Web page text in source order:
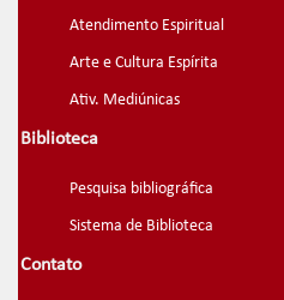
Atendimento Espiritual
Arte e Cultura Espírita
Ativ. Mediúnicas
Biblioteca
Pesquisa bibliográfica
Sistema de Biblioteca
Contato